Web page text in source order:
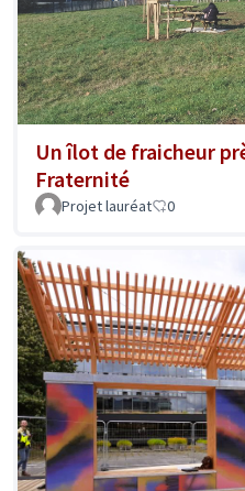
Un îlot de fraicheur
Fraternité
Projet lauréat 0